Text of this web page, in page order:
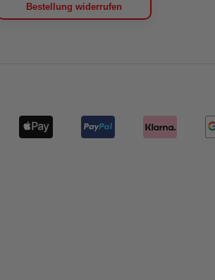
Bestellung widerrufen